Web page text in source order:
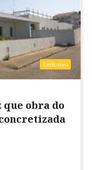
Exclusivo
obra do